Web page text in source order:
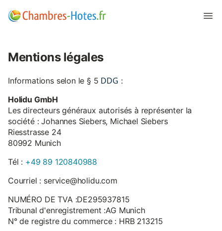
Mentions légales
Informations selon le § 5 DDG :
Holidu GmbH
Les directeurs généraux autorisés à représenter la
société : Johannes Siebers, Michael Siebers
Riesstrasse 24
80992 Munich
Tél : +49 89 120840988
Courriel : service@holidu.com
NUMÉRO DE TVA :DE295937815
Tribunal d'enregistrement :AG Munich
N° de registre du commerce : HRB 213215